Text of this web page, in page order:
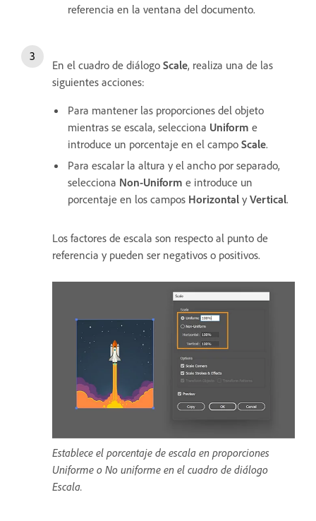
referencia en la ventana del documento.
En el cuadro de diálogo Scale, realiza una de las
siguientes acciones:
Para mantener las proporciones del objeto
mientras se escala, selecciona Uniform e
introduce un porcentaje en el campo Scale.
Para escalar la altura y el ancho por separado,
selecciona Non-Uniform e introduce un
porcentaje en los campos Horizontal y Vertical.
Los factores de escala son respecto al punto de
referencia y pueden ser negativos o positivos.
Establece el porcentaje de escala en proporciones
Uniforme o No uniforme en el cuadro de diálogo
Escala.